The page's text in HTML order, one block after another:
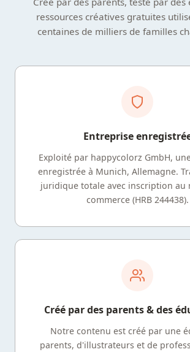
ressources créatives gratuites
centaines de milliers de familles
Entreprise
Exploité par happycolorz GmbH,
enregistrée à Munich, Allemagne.
juridique totale avec inscription au
commerce (HRB 244438).
Créé par des parents & des
Notre contenu est créé par une
parents, d'illustrateurs et de